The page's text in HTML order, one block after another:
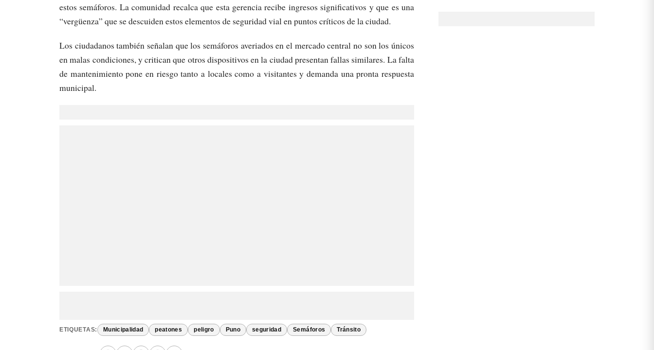
estos semáforos. La comunidad recalca que esta gerencia recibe ingresos significativos y que es una
“vergüenza” que se descuiden estos elementos de seguridad vial en puntos críticos de la ciudad.
Los ciudadanos también señalan que los semáforos averiados en el mercado central no son los únicos
en malas condiciones, y critican que otros dispositivos en la ciudad presentan fallas similares. La falta
de mantenimiento pone en riesgo tanto a locales como a visitantes y demanda una pronta respuesta
municipal.
ETIQUETAS: Municipalidad peatones peligro Puno seguridad Semáforos Tránsito